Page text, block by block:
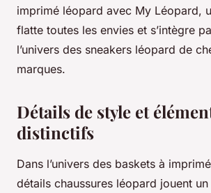
imprimé léopard avec My Léopard,
flatte toutes les envies et s’intègre
l’univers des sneakers léopard de
marques.
Détails de style et
distinctifs
Dans l’univers des baskets à
détails chaussures léopard jouent